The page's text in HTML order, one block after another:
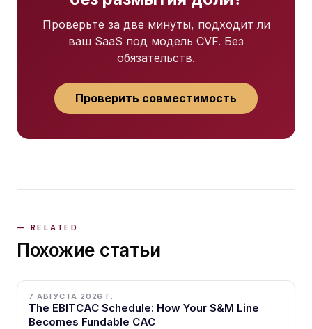
Проверьте за две минуты, подходит ли
ваш SaaS под модель CVF. Без
обязательств.
Проверить совместимость
Похожие статьи
7 АВГУСТА 2026 Г.
The EBITCAC Schedule: How Your S&M Line
Becomes Fundable CAC